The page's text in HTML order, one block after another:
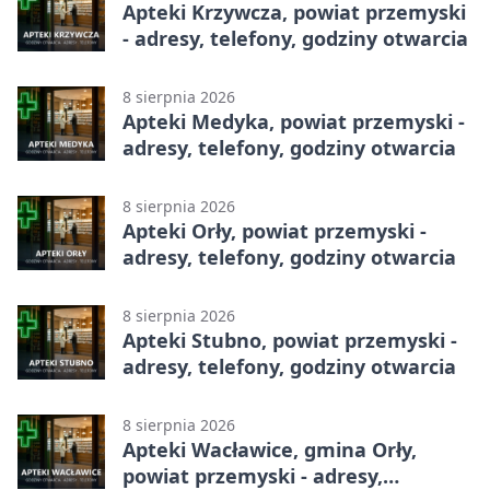
Apteki Krzywcza, powiat przemyski
- adresy, telefony, godziny otwarcia
8 sierpnia 2026
Apteki Medyka, powiat przemyski -
adresy, telefony, godziny otwarcia
8 sierpnia 2026
Apteki Orły, powiat przemyski -
adresy, telefony, godziny otwarcia
8 sierpnia 2026
Apteki Stubno, powiat przemyski -
adresy, telefony, godziny otwarcia
8 sierpnia 2026
Apteki Wacławice, gmina Orły,
powiat przemyski - adresy,